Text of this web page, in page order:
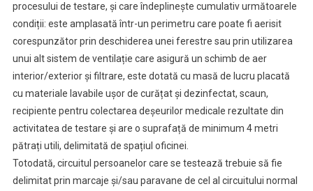
procesului de testare, și care îndeplinește cumulativ următoarele
condiții: este amplasată într-un perimetru care poate fi aerisit
corespunzător prin deschiderea unei ferestre sau prin utilizarea
unui alt sistem de ventilație care asigură un schimb de aer
interior/exterior și filtrare, este dotată cu masă de lucru placată
cu materiale lavabile ușor de curățat și dezinfectat, scaun,
recipiente pentru colectarea deșeurilor medicale rezultate din
activitatea de testare și are o suprafață de minimum 4 metri
pătrați utili, delimitată de spațiul oficinei.
Totodată, circuitul persoanelor care se testează trebuie să fie
delimitat prin marcaje și/sau paravane de cel al circuitului normal